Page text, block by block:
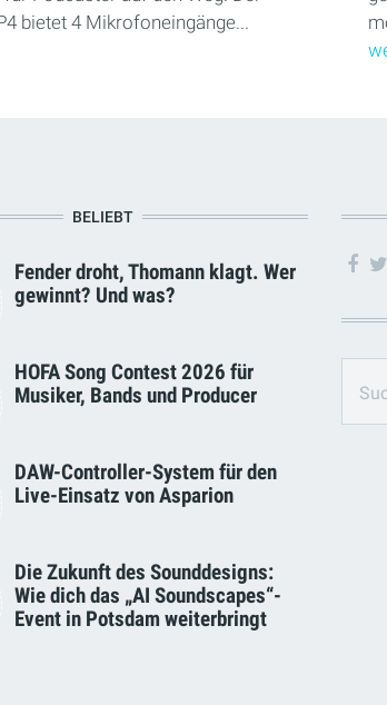
bietet 4 Mikrofoneingänge...
BELIEBT
Fender droht, Thomann klagt. Wer
gewinnt? Und was?
HOFA Song Contest 2026 für
Musiker, Bands und Producer
DAW-Controller-System für den
Live-Einsatz von Asparion
Die Zukunft des Sounddesigns:
Wie dich das „AI Soundscapes“-
Event in Potsdam weiterbringt